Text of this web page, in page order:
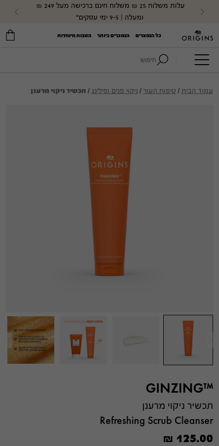
ומעלה | 9-5 ימי עסקים*
Next
כל המוצרים הנמכרים ביותר הטבות מיוחדות
חיפוש:
עמוד הבית/ טיפוח העור/ ניקוי פנים ופילינג / תכשיר ניקוי מרענן
™GINZING
תכשיר ניקוי מרענן
Refreshing Scrub Cleanser
₪ 125.00